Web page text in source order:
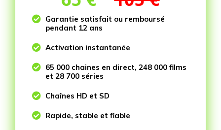
 Garantie satisfait ou remboursé
pendant 12 ans
 Activation instantanée
 65 000 chaines en direct, 248 000 films
et 28 700 séries
 Chaînes HD et SD
 Rapide, stable et fiable